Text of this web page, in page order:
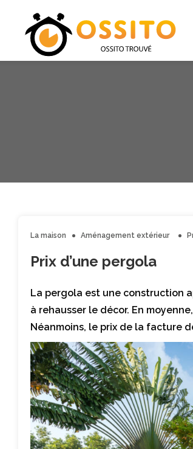
La maison Aménagement extérieur
Prix d’une pergola
La pergola est une construction
à rehausser le décor. En
Néanmoins, le prix de la facture